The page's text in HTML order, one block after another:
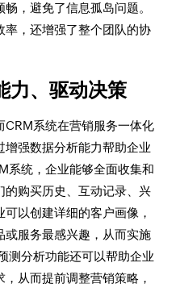
，避免了信息孤岛问题。
率，还增强了整个团队的协
力、驱动决策
CRM系统在营销服务一体化
强数据分析能力帮助企业
系统，企业能够全面收集和
的购买历史、互动记录、兴
以创建详细的客户画像，
或服务最感兴趣，从而实施
测分析功能还可以帮助企业
从而提前调整营销策略，